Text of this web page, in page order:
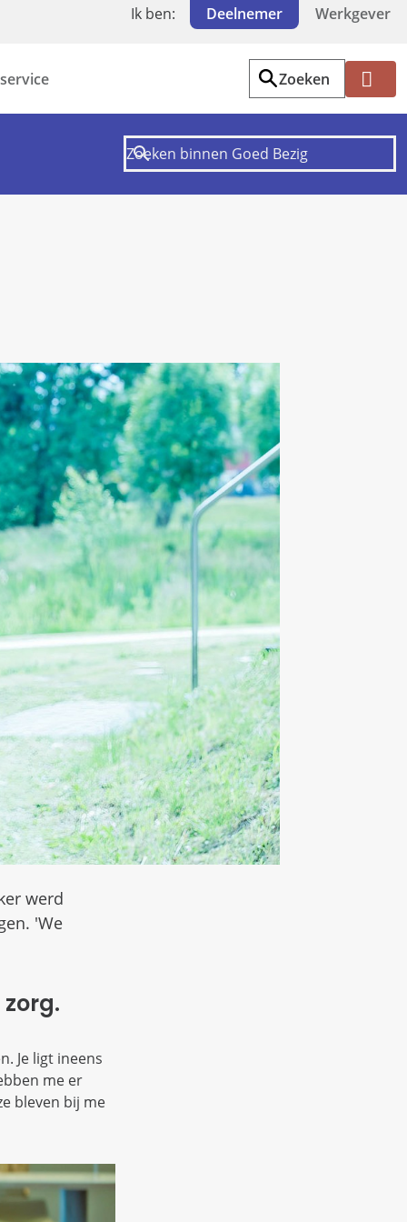
Ik ben: Deelnemer Werkgever
Zoeken
Mi
PF
werd
'We
Je ligt ineens
me er
bleven bij me